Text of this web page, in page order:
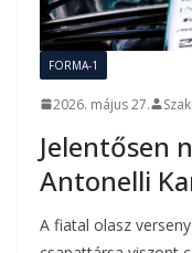
FORMA-1
2026. május 27.
Jelentősen
Antonelli
A fiatal olasz